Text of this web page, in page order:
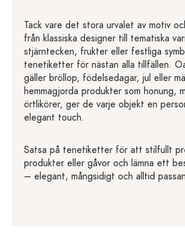
Tack vare det stora urvalet av motiv
från klassiska designer till tematiska
stjärntecken, frukter eller festliga
tenetiketter för nästan alla tillfällen.
gäller bröllop, födelsedagar, jul eller
hemmagjorda produkter som honung,
örtlikörer, ger de varje objekt en
elegant touch.
Satsa på tenetiketter för att stilfullt
produkter eller gåvor och lämna ett
– elegant, mångsidigt och alltid